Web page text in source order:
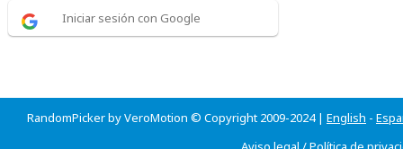
Iniciar sesión con Google
RandomPicker by VeroMotion © Copyright 2009-2024 | English -